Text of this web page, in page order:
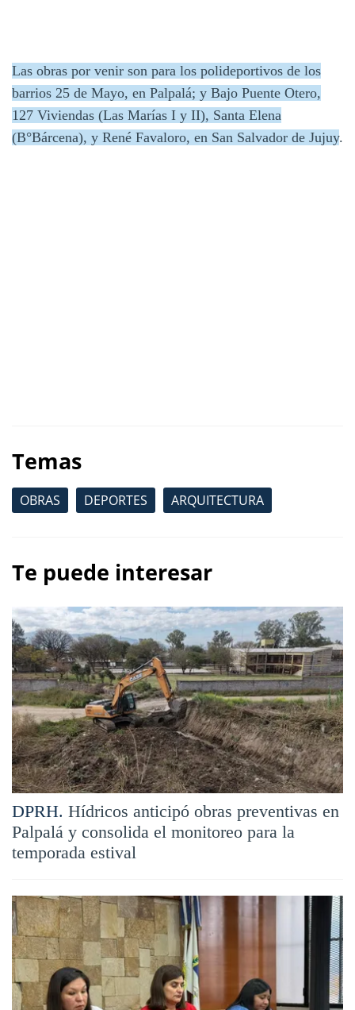
Las obras por venir son para los polideportivos de los
barrios 25 de Mayo, en Palpalá; y Bajo Puente Otero,
127 Viviendas (Las Marías I y II), Santa Elena
(B°Bárcena), y René Favaloro, en San Salvador de Jujuy.
Temas
OBRAS DEPORTES ARQUITECTURA
Te puede interesar
DPRH. Hídricos anticipó obras preventivas en
Palpalá y consolida el monitoreo para la
temporada estival